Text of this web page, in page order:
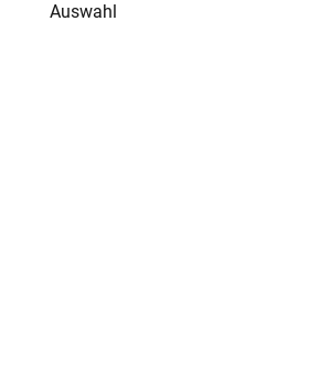
Auswahl